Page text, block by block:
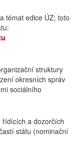
témat edice ÚZ; toto
struktury
okresních správ
sociálního
řídících a dozorčích
státu (nominační